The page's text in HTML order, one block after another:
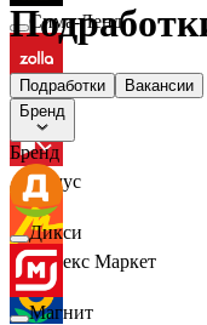
Сима-Ленд
Zolla
Комус
Яндекс Маркет
Подработки
Вакансии
Бренд
Бренд
Дикси
Магнит